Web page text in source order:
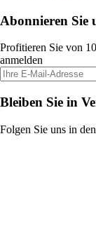
Abonnieren Sie
Profitieren Sie von
anmelden
Bleiben Sie in
Folgen Sie uns in